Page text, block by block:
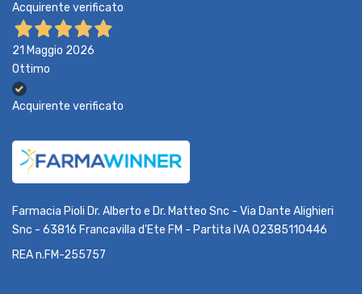
Acquirente verificato
21 Maggio 2026
Ottimo
Acquirente verificato
Farmacia Pioli Dr. Alberto e Dr. Matteo Snc - Via Dante Alighieri
Snc - 63816 Francavilla d'Ete FM - Partita IVA 02385110446
REA n.FM-255757